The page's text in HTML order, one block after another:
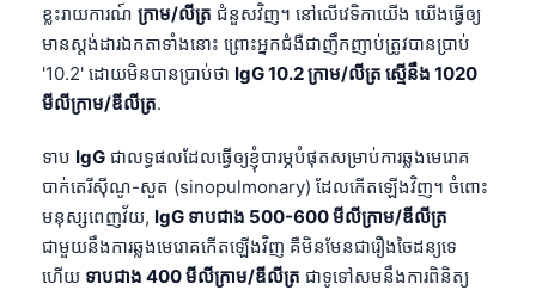
ខ្លះរាយការណ៍ ក្រាម/លីត្រ ជំនួសវិញ។ នៅលើវេទិកាយើង យើងធ្វើឲ្យ
មានស្តង់ដារឯកតាទាំងនោះ ព្រោះអ្នកជំងឺជាញឹកញាប់ត្រូវបានប្រាប់
'10.2' ដោយមិនបានប្រាប់ថា IgG 10.2 ក្រាម/លីត្រ ស្មើនឹង 1020
មីលីក្រាម/ឌីលីត្រ.
ទាប IgG ជាលទ្ធផលដែលធ្វើឲ្យខ្ញុំបារម្ភបំផុតសម្រាប់ការឆ្លងមេរោគ
បាក់តេរីស៊ីណូ-សួត (sinopulmonary) ដែលកើតឡើងវិញ។ ចំពោះ
មនុស្សពេញវ័យ, IgG ទាបជាង 500-600 មីលីក្រាម/ឌីលីត្រ
ជាមួយនឹងការឆ្លងមេរោគកើតឡើងវិញ គឺមិនមែនជារឿងចៃដន្យទេ
ហើយ ទាបជាង 400 មីលីក្រាម/ឌីលីត្រ ជាទូទៅសមនឹងការពិនិត្យ